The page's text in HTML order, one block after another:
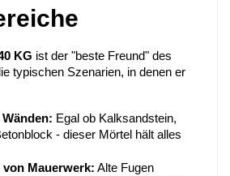
KG ist der "beste Freund" des
typischen Szenarien, in denen er
Egal ob Kalksandstein,
- dieser Mörtel hält alles
Mauerwerk: Alte Fugen